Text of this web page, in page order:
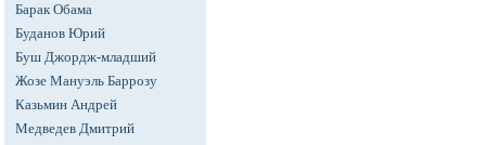
Барак Обама
Буданов Юрий
Буш Джордж-младший
Жозе Мануэль Баррозу
Казьмин Андрей
Медведев Дмитрий